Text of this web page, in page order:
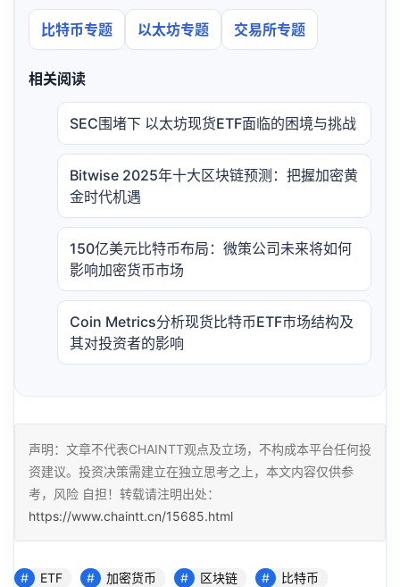
比特币专题 以太坊专题 交易所专题
相关阅读
SEC围堵下 以太坊现货ETF面临的困境与挑战
Bitwise 2025年十大区块链预测：把握加密黄
金时代机遇
150亿美元比特币布局：微策公司未来将如何
影响加密货币市场
Coin Metrics分析现货比特币ETF市场结构及
其对投资者的影响
声明：文章不代表CHAINTT观点及立场，不构成本平台任何投
资建议。投资决策需建立在独立思考之上，本文内容仅供参
考，风险 自担！转载请注明出处：
https://www.chaintt.cn/15685.html
ETF 加密货币 区块链 比特币